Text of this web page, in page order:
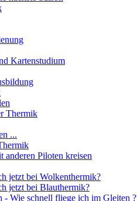
Kartenstudium
Thermik
...
anderen Piloten kreisen
jetzt bei Wolkenthermik?
jetzt bei Blauthermik?
- Wie schnell fliege ich im Gleiten ?